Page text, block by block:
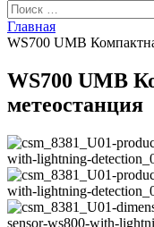
Главная
WS700 UMB
WS700 UMB
метеостанция